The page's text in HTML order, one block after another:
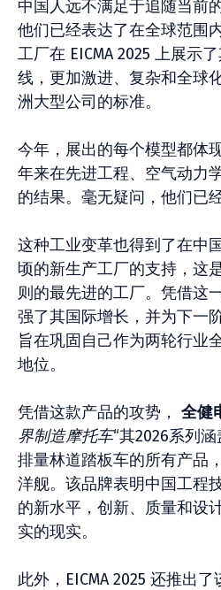
中国人远不满足于追随当前
他们已经表达了在全球范围
工厂在 EICMA 2025 上展示
线，更加激进、复杂和全球
洲大型公司的标准。
今年，展出的每个模型都体
年来在先进工程、空气动力
的结果。毫无疑问，他们已
这种工业变革也得到了在中
顷的新生产工厂的支持，这
则的最先进的工厂。凭借这
强了其国际增长，并为下一
旨在巩固自己作为两轮行业
地位。
凭借这款产品的攻势， 全健
界制造摩托车“其2026系列
排量林道踏板车的所有产品
洋舰。该品牌表明中国工程
的新水平，创新、质量和设
实的现实。
此外，EICMA 2025 还推出